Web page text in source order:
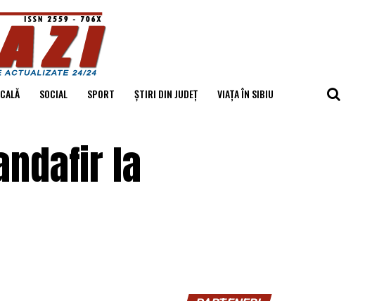
SOCIAL SPORT ȘTIRI DIN JUDEȚ VIAȚA ÎN SIBIU
la